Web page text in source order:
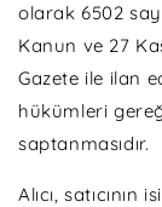
olarak 6502
Kanun ve 27
Gazete ile ilan
hükümleri
saptanmasıdır.
Alıcı,